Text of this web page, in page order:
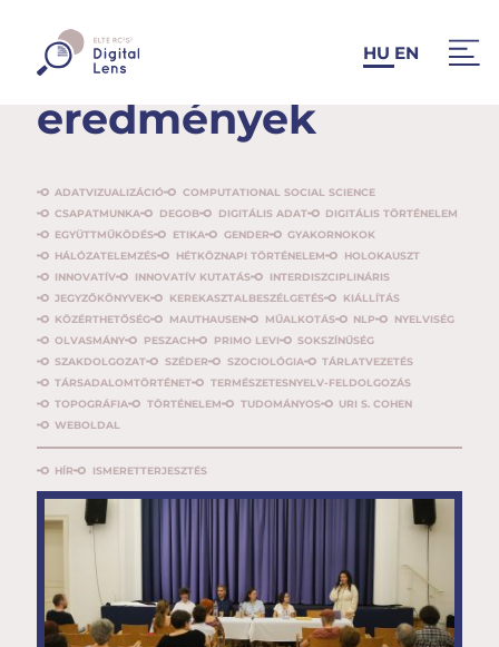
HU EN
Hírek és
eredmények
ADATVIZUALIZÁCIÓ
COMPUTATIONAL SOCIAL SCIENCE
CSAPATMUNKA
DEGOB DIGITÁLIS ADAT
DIGITÁLIS TÖRTÉNELEM
EGYÜTTMŰKÖDÉS
ETIKA GENDER
GYAKORNOKOK
HÁLÓZATELEMZÉS
HÉTKÖZNAPI TÖRTÉNELEM
HOLOKAUSZT
INNOVATÍV
INNOVATÍV KUTATÁS
INTERDISZCIPLINÁRIS
JEGYZŐKÖNYVEK
KEREKASZTALBESZÉLGETÉS
KIÁLLÍTÁS
KÖZÉRTHETŐSÉG
MAUTHAUSEN MŰALKOTÁS NLP
NYELVISÉG
OLVASMÁNY
PESZACH PRIMO LEVI
SOKSZÍNŰSÉG
SZAKDOLGOZAT
SZÉDER SZOCIOLÓGIA
TÁRLATVEZETÉS
TÁRSADALOMTÖRTÉNET
TERMÉSZETESNYELV-FELDOLGOZÁS
TOPOGRÁFIA
TÖRTÉNELEM TUDOMÁNYOS
URI S. COHEN
WEBOLDAL
HÍR ISMERETTERJESZTÉS